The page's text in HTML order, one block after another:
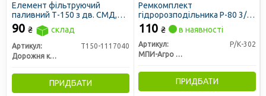
Елемент фільтруючий
паливний Т-150 з дв. СМД,
ДОН 1500, НИВА СК 5 метал.
наскрізний 12х9 см (ДК)
90 ₴ склад
Артикул:
Т150-1117040
Дорожня карта
ПРИДБАТИ
Ремкомплект
гідророзподільника Р-80 3/1-
222, 444 (повний) (біконіт)
(вир-во МПИ-Агро, м.
Мелітополь)
110 ₴ в наявності
Артикул:
Р/К-302
МПИ-Агро ООО TM RINGROUP
ПРИДБАТИ